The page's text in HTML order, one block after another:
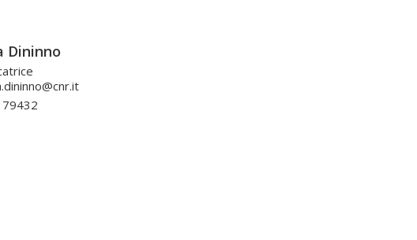
Dininno